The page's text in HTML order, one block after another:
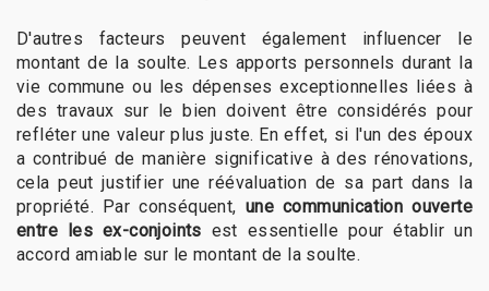
D'autres facteurs peuvent également influencer le
montant de la soulte. Les apports personnels durant la
vie commune ou les dépenses exceptionnelles liées à
des travaux sur le bien doivent être considérés pour
refléter une valeur plus juste. En effet, si l'un des époux
a contribué de manière significative à des rénovations,
cela peut justifier une réévaluation de sa part dans la
propriété. Par conséquent, une communication ouverte
entre les ex-conjoints est essentielle pour établir un
accord amiable sur le montant de la soulte.